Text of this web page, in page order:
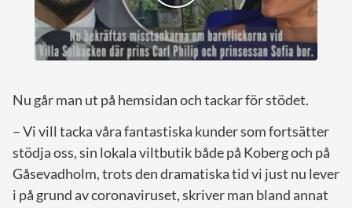
Nu går man ut på hemsidan och tackar för stödet.
– Vi vill tacka våra fantastiska kunder som fortsätter
stödja oss, sin lokala viltbutik både på Koberg och på
Gåsevadholm, trots den dramatiska tid vi just nu lever
i på grund av coronaviruset, skriver man bland annat